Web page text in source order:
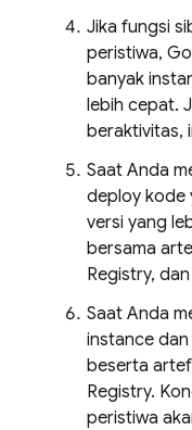
Jika fungsi
peristiwa,
banyak
lebih cepat.
beraktivitas,
Saat Anda
deploy kode
versi yang
bersama
Registry,
Saat Anda
instance
beserta
Registry.
peristiwa